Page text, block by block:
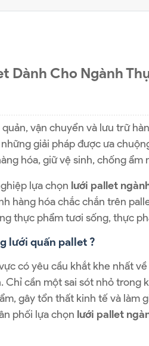
Dành Cho Ngành
vận chuyển và lưu trữ
giải pháp được ưa
hóa, giữ vệ sinh, chống
lựa chọn lưới pallet
hàng hóa chắc chắn trên
thực phẩm tươi sống, thực
lưới quấn pallet ?
có yêu cầu khắt khe nhất
cần một sai sót nhỏ trong
gây tổn thất kinh tế và làm
phối lựa chọn lưới pallet